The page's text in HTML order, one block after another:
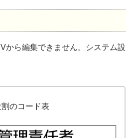
から編集できません。システム設
割のコード表